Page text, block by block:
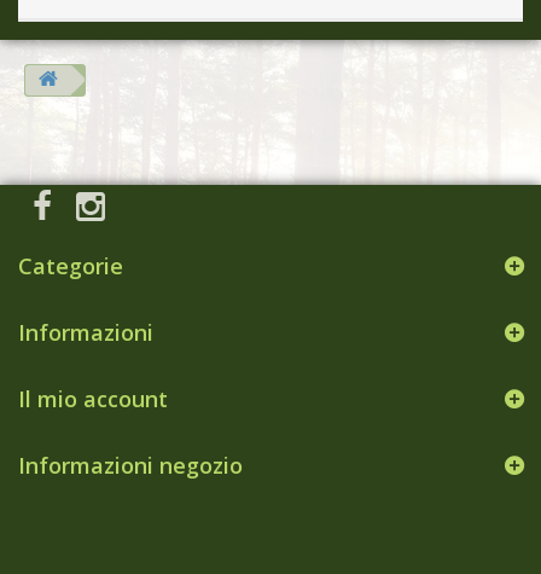
Categorie
Informazioni
Il mio account
Informazioni negozio